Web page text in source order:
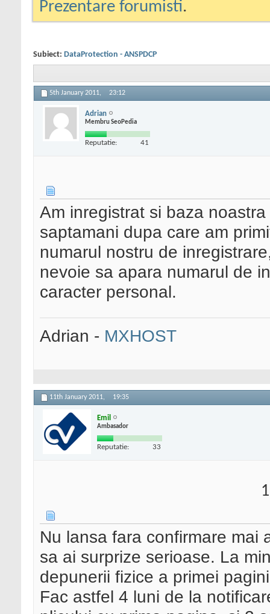
Prezentare forumisti.
Subiect: DataProtection - ANSPDCP
5th January 2011, 23:12
Adrian
Membru SeoPedia
Reputatie: 41
Am inregistrat si baza
saptamani dupa care am
numarul nostru de
nevoie sa apara numarul de
caracter personal.
Adrian - MXHOST
11th January 2011, 19:35
Emil
Ambasador
Reputatie: 33
Nu lansa fara confirmare mai
sa ai surprize serioase. La
depunerii fizice a primei
Fac astfel 4 luni de la